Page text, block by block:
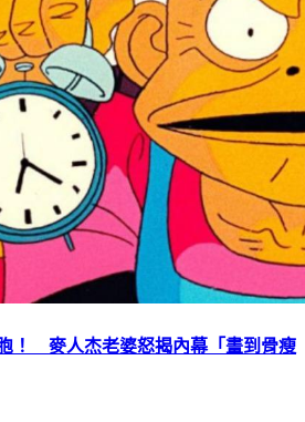
！ 麥人杰老婆怒揭內幕「畫到骨瘦